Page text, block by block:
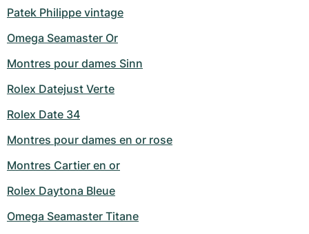
Patek Philippe vintage
Omega Seamaster Or
Montres pour dames Sinn
Rolex Datejust Verte
Rolex Date 34
Montres pour dames en or rose
Montres Cartier en or
Rolex Daytona Bleue
Omega Seamaster Titane